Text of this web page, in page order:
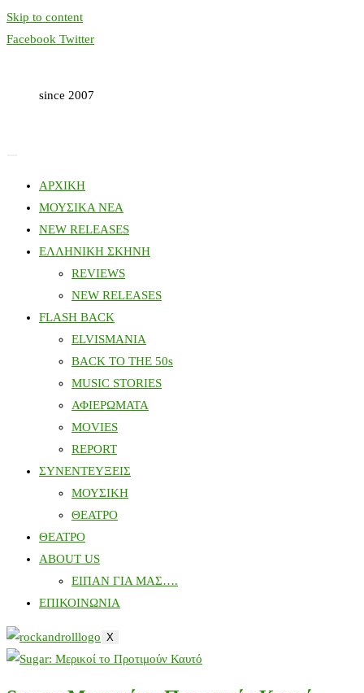
Skip to content
Facebook Twitter
since 2007
ΑΡΧΙΚΗ
ΜΟΥΣΙΚΑ ΝΕΑ
NEW RELEASES
ΕΛΛΗΝΙΚΗ ΣΚΗΝΗ
REVIEWS
NEW RELEASES
FLASH BACK
ELVISMANIA
BACK TO THE 50s
MUSIC STORIES
ΑΦΙΕΡΩΜΑΤΑ
MOVIES
REPORT
ΣΥΝΕΝΤΕΥΞΕΙΣ
ΜΟΥΣΙΚΗ
ΘΕΑΤΡΟ
ΘΕΑΤΡΟ
ABOUT US
ΕΙΠΑΝ ΓΙΑ ΜΑΣ….
ΕΠΙΚΟΙΝΩΝΙΑ
X